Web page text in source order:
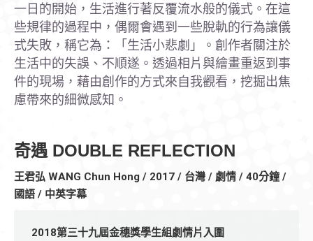
一日的開始，生活進行著反覆流水般的儀式。在這
些規律的過程中，偶爾會遇到一些脫軌的行為讓儀
式失敗，稱它為：「生活小悲劇」。創作者關注於
生活中的失誤、不順遂。透過相片與繪畫重返到事
件的現場，藉由創作的方式來自我觀看，挖掘出焦
慮帶來的細微感知。
奇遇 DOUBLE REFLECTION
王君弘 WANG Chun Hong / 2017 / 台灣 / 劇情 / 40分鐘 /
國語 / 中英字幕
2018第三十九屆金穗獎學生組劇情片入圍